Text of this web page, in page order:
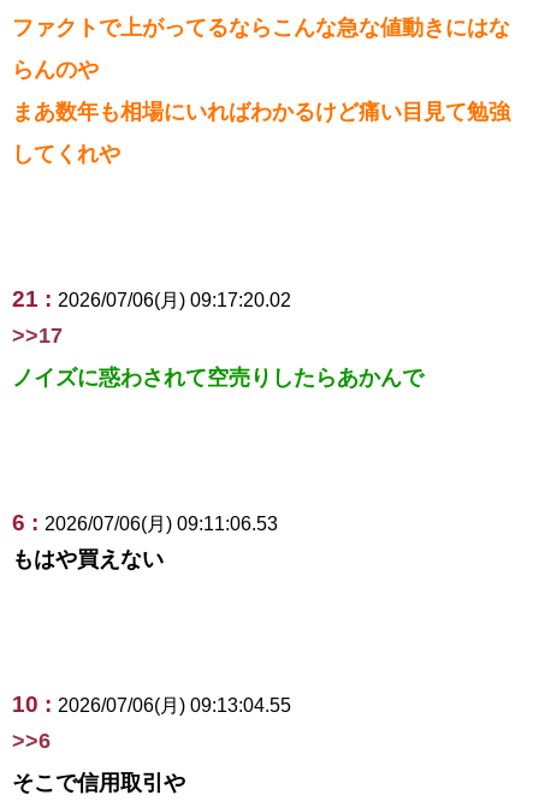
ファクトで上がってるならこんな急な値動きにはな
らんのや
まあ数年も相場にいればわかるけど痛い目見て勉強
してくれや
21 : 2026/07/06(月) 09:17:20.02
>>17
ノイズに惑わされて空売りしたらあかんで
6 : 2026/07/06(月) 09:11:06.53
もはや買えない
10 : 2026/07/06(月) 09:13:04.55
>>6
そこで信用取引や